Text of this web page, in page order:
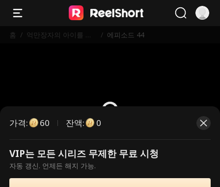
홈 / 억만장자의 아이를 임
/ 에피소드 44
유료 에피소드입니다. 시청하시려면
잠금을 해제해 주세요.
가격: 60 잔액: 0
VIP는 모든 시리즈 무제한 무료 시청
자동 갱신. 언제든 해지 가능.